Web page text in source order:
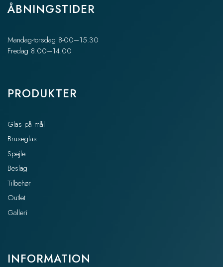
ÅBNINGSTIDER
Mandag-torsdag 8-00–15.30
Fredag 8.00–14.00
PRODUKTER
Glas på mål
Bruseglas
Spejle
Beslag
Tilbehør
Outlet
Galleri
INFORMATION